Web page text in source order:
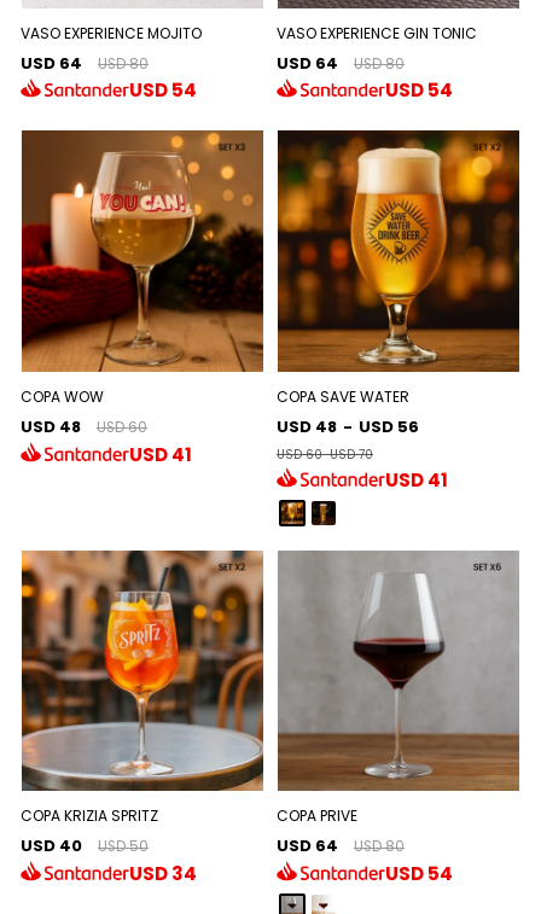
VASO EXPERIENCE MOJITO
USD 64 USD 80
USD54
VASO EXPERIENCE GIN TONIC
USD 64 USD 80
USD54
COPA WOW
USD 48 USD 60
USD41
COPA SAVE WATER
USD 48 - USD 56
USD 60-USD 70
USD41
COPA KRIZIA SPRITZ
USD 40 USD 50
USD34
COPA PRIVE
USD 64 USD 80
USD54